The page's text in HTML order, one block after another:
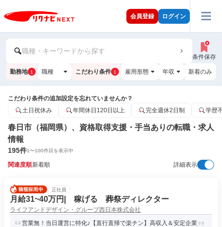
会員登録 ログイン
職種・キーワードから探す
条件保存
勤務地 1 職種 こだわり条件 1 雇用形態 年収 新着のみ
こだわり条件の追加設定を忘れていませんか？
土日祝休み
年間休日120日以上 完全週休2日制 学歴
春日市（福岡県）、資格取得支援・手当ありの転職・求人
情報
195件1〜100件目を表示中
関連度順新着順 詳細表示
正社員
月給31~40万円| 稼げる 葬祭ディレクター
ライフアンドデザイン・グループ西日本株式会社
営業無！当日運営に特化♪【直行直帰で楽チン】高収入＆安定企業